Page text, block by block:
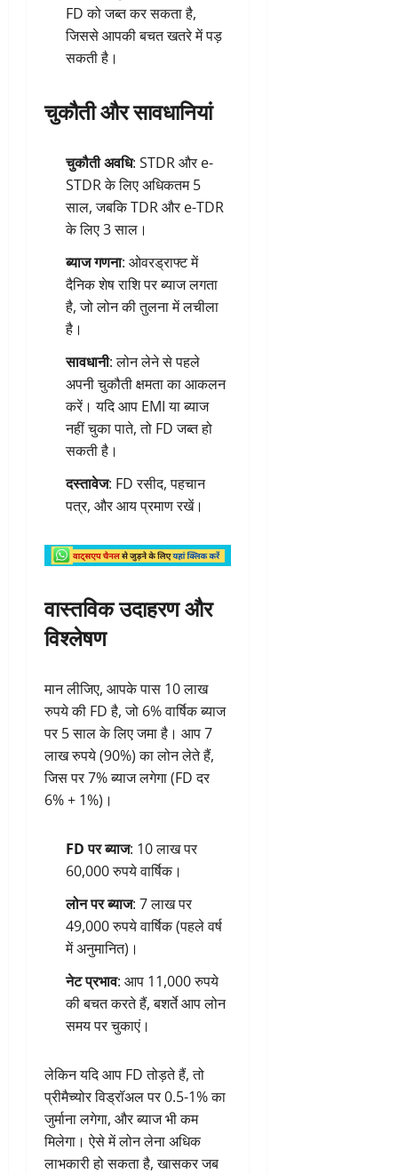
FD को जब्त कर सकता है,
जिससे आपकी बचत खतरे में पड़
सकती है।
चुकौती और सावधानियां
चुकौती अवधि: STDR और e-
STDR के लिए अधिकतम 5
साल, जबकि TDR और e-TDR
के लिए 3 साल।
ब्याज गणना: ओवरड्राफ्ट में
दैनिक शेष राशि पर ब्याज लगता
है, जो लोन की तुलना में लचीला
है।
सावधानी: लोन लेने से पहले
अपनी चुकौती क्षमता का आकलन
करें। यदि आप EMI या ब्याज
नहीं चुका पाते, तो FD जब्त हो
सकती है।
दस्तावेज: FD रसीद, पहचान
पत्र, और आय प्रमाण रखें।
वास्तविक उदाहरण और
विश्लेषण
मान लीजिए, आपके पास 10 लाख
रुपये की FD है, जो 6% वार्षिक ब्याज
पर 5 साल के लिए जमा है। आप 7
लाख रुपये (90%) का लोन लेते हैं,
जिस पर 7% ब्याज लगेगा (FD दर
6% + 1%)।
FD पर ब्याज: 10 लाख पर
60,000 रुपये वार्षिक।
लोन पर ब्याज: 7 लाख पर
49,000 रुपये वार्षिक (पहले वर्ष
में अनुमानित)।
नेट प्रभाव: आप 11,000 रुपये
की बचत करते हैं, बशर्ते आप लोन
समय पर चुकाएं।
लेकिन यदि आप FD तोड़ते हैं, तो
प्रीमैच्योर विड्रॉअल पर 0.5-1% का
जुर्माना लगेगा, और ब्याज भी कम
मिलेगा। ऐसे में लोन लेना अधिक
लाभकारी हो सकता है, खासकर जब